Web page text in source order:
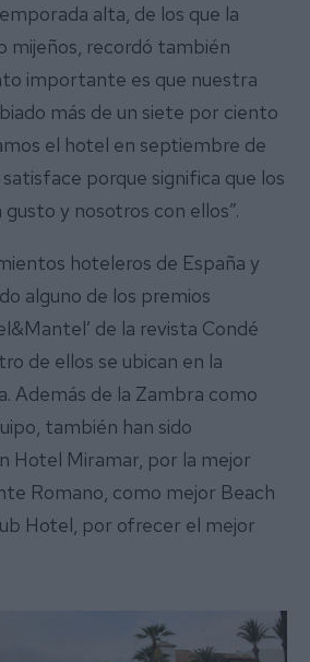
alta, de los que la
mijeños, recordó también
importante es que nuestra
más de un siete por ciento
el hotel en septiembre de
porque significa que los
y nosotros con ellos”.
hoteleros de España y
alguno de los premios
de la revista Condé
de ellos se ubican en la
Además de la Zambra como
también han sido
Hotel Miramar, por la mejor
Romano, como mejor Beach
Hotel, por ofrecer el mejor